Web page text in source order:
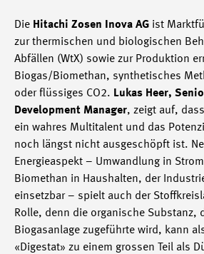
Die Hitachi Zosen Inova AG ist
zur thermischen und biologischen
Abfällen (WtX) sowie zur Produktion
Biogas/Biomethan, synthetisches
oder flüssiges CO2. Lukas Heer,
Development Manager, zeigt auf,
ein wahres Multitalent und das
noch längst nicht ausgeschöpft ist.
Energieaspekt – Umwandlung in
Biomethan in Haushalten, der
einsetzbar – spielt auch der
Rolle, denn die organische Substanz,
Biogasanlage zugeführte wird, kann
«Digestat» zu einem grossen Teil als